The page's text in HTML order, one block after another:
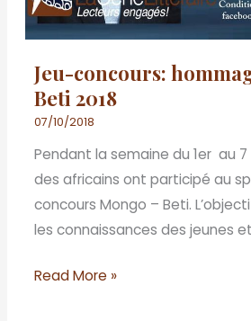
Jeu-concours:
Beti 2018
07/10/2018
Pendant la semaine du 1er au
des africains ont participé au
concours Mongo – Beti.
les connaissances des jeunes
Read More »